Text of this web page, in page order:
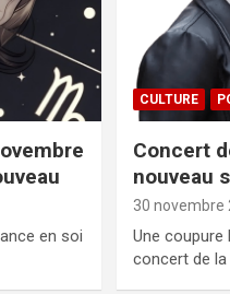
en soi
CULTURE
Concert
nouveau
30 novembre
Une coupure
concert de